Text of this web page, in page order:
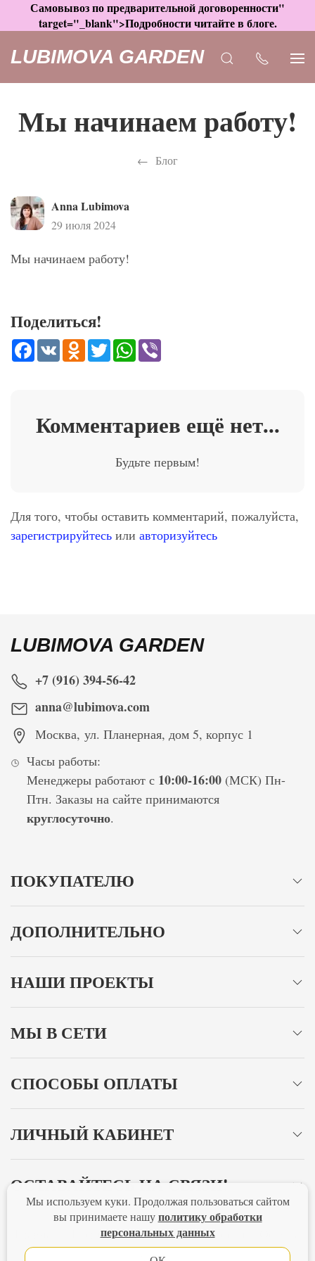
Самовывоз по предварительной договоренности"
target="_blank">Подробности читайте в блоге.
LUBIMOVA GARDEN
​Мы начинаем работу!
Блог
Anna Lubimova
29 июля 2024
Мы начинаем работу!
Поделиться!
Facebook
VK Odnoklassniki
TwitterWhatsApp
Комментариев ещё нет...
Будьте первым!
Для того, чтобы оставить комментарий, пожалуйста,
зарегистрируйтесь или авторизуйтесь
LUBIMOVA GARDEN
+7 (916) 394-56-42
anna@lubimova.com
Москва, ул. Планерная, дом 5, корпус 1
Часы работы:
Менеджеры работают с 10:00-16:00(МСК) Пн-
Птн. Заказы на сайте принимаются
круглосуточно.
ПОКУПАТЕЛЮ
ДОПОЛНИТЕЛЬНО
НАШИ ПРОЕКТЫ
МЫ В СЕТИ
СПОСОБЫ ОПЛАТЫ
ЛИЧНЫЙ КАБИНЕТ
ОСТАВАЙТЕСЬ НА СВЯЗИ!
Политика конфиденциальности
Мы используем куки. Продолжая пользоваться сайтом
вы принимаете нашуполитику обработки
персональных данных